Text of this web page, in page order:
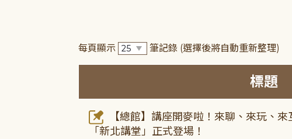
每頁顯示 筆記錄 (選擇後將自動重新整理)
標題
【總館】講座開麥啦！來聊、來玩、
「新北講堂」正式登場！